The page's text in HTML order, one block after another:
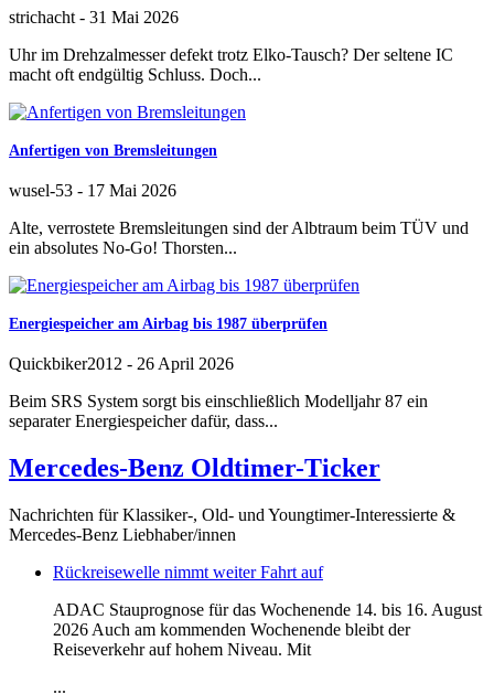
strichacht - 31 Mai 2026
Uhr im Drehzalmesser defekt trotz Elko-Tausch? Der seltene IC
macht oft endgültig Schluss. Doch...
Anfertigen von Bremsleitungen
wusel-53 - 17 Mai 2026
Alte, verrostete Bremsleitungen sind der Albtraum beim TÜV und
ein absolutes No-Go! Thorsten...
Energiespeicher am Airbag bis 1987 überprüfen
Quickbiker2012 - 26 April 2026
Beim SRS System sorgt bis einschließlich Modelljahr 87 ein
separater Energiespeicher dafür, dass...
Mercedes-Benz Oldtimer-Ticker
Nachrichten für Klassiker-, Old- und Youngtimer-Interessierte &
Mercedes-Benz Liebhaber/innen
Rückreisewelle nimmt weiter Fahrt auf
ADAC Stauprognose für das Wochenende 14. bis 16. August
2026 Auch am kommenden Wochenende bleibt der
Reiseverkehr auf hohem Niveau. Mit
...